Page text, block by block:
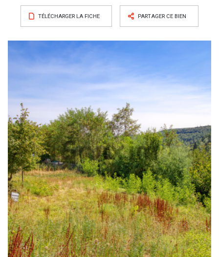
TÉLÉCHARGER LA FICHE PARTAGER CE BIEN